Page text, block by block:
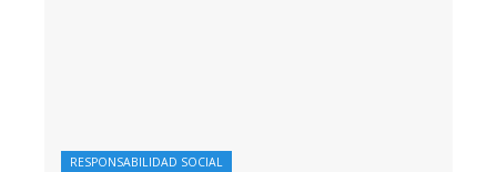
RESPONSABILIDAD SOCIAL